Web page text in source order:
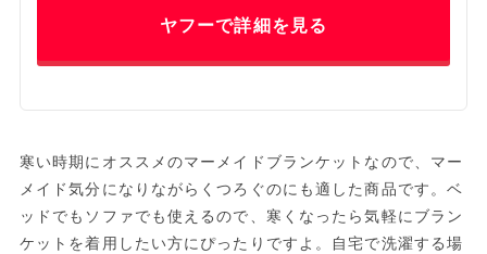
ヤフーで詳細を見る
寒い時期にオススメのマーメイドブランケットなので、マー
メイド気分になりながらくつろぐのにも適した商品です。ベ
ッドでもソファでも使えるので、寒くなったら気軽にブラン
ケットを着用したい方にぴったりですよ。自宅で洗濯する場